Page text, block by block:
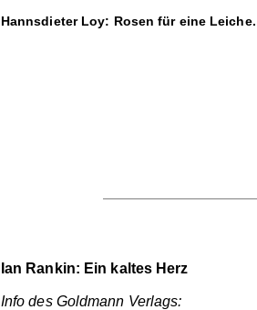
Hannsdieter Loy: Rosen für eine Leiche.
Ian Rankin: Ein kaltes Herz
Info des Goldmann Verlags: